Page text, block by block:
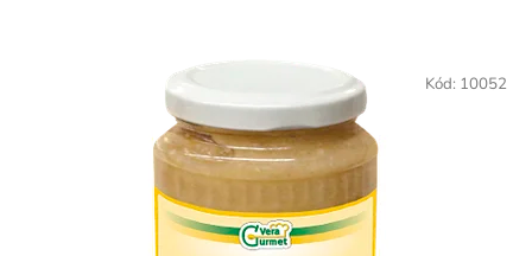
Kód: 10052